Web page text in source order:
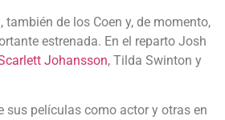
también de los Coen y, de momento,
estrenada. En el reparto Josh
Johansson, Tilda Swinton y
sus películas como actor y otras en